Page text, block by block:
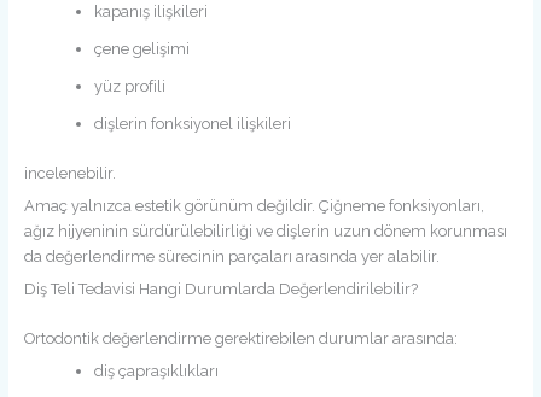
kapanış ilişkileri
çene gelişimi
yüz profili
dişlerin fonksiyonel ilişkileri
incelenebilir.
Amaç yalnızca estetik görünüm değildir. Çiğneme fonksiyonları,
ağız hijyeninin sürdürülebilirliği ve dişlerin uzun dönem korunması
da değerlendirme sürecinin parçaları arasında yer alabilir.
Diş Teli Tedavisi Hangi Durumlarda Değerlendirilebilir?
Ortodontik değerlendirme gerektirebilen durumlar arasında:
diş çapraşıklıkları